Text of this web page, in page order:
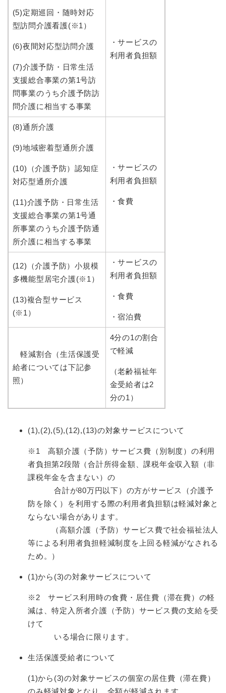
(5)定期巡回・随時対応
型訪問介護看護(※1）
(6)夜間対応型訪問介護
(7)介護予防・日常生活
支援総合事業の第1号訪
問事業のうち介護予防訪
問介護に相当する事業
・サービスの
利用者負担額
(8)通所介護
(9)地域密着型通所介護
(10)（介護予防）認知症
対応型通所介護
(11)介護予防・日常生活
支援総合事業の第1号通
所事業のうち介護予防通
所介護に相当する事業
・サービスの
利用者負担額
・食費
(12)（介護予防）小規模
多機能型居宅介護(※1）
(13)複合型サービス
(※1）
・サービスの
利用者負担額
・食費
・宿泊費
軽減割合（生活保護受
給者については下記参
照）
4分の1の割合
で軽減
（老齢福祉年
金受給者は2
分の1）
(1),(2),(5),(12),(13)の対象サービスについて
※1 高額介護（予防）サービス費（別制度）の利用
者負担第2段階（合計所得金額、課税年金収入額（非
課税年金を含まない）の
合計が80万円以下）の方がサービス（介護予
防を除く）を利用する際の利用者負担額は軽減対象と
ならない場合があります。
（高額介護（予防）サービス費で社会福祉法人
等による利用者負担軽減制度を上回る軽減がなされる
ため。）
(1)から(3)の対象サービスについて
※2 サービス利用時の食費・居住費（滞在費）の軽
減は、特定入所者介護（予防）サービス費の支給を受
けて
いる場合に限ります。
生活保護受給者について
(1)から(3)の対象サービスの個室の居住費（滞在費）